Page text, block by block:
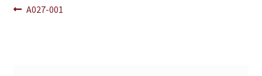
Navegación
Anterior:
A027-001